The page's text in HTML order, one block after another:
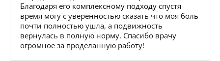
Благодаря его комплексному подходу спустя
время могу с уверенностью сказать что моя боль
почти полностью ушла, а подвижность
вернулась в полную норму. Спасибо врачу
огромное за проделанную работу!